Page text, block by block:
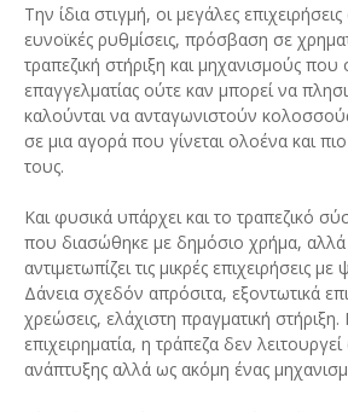
Την ίδια στιγμή, οι μεγάλες
ευνοϊκές ρυθμίσεις, πρόσβαση σε
τραπεζική στήριξη και μηχανισμούς που
επαγγελματίας ούτε καν μπορεί να
καλούνται να ανταγωνιστούν
σε μια αγορά που γίνεται ολοένα και
τους.
Και φυσικά υπάρχει και το τραπεζικό
που διασώθηκε με δημόσιο χρήμα,
αντιμετωπίζει τις μικρές επιχειρήσεις
Δάνεια σχεδόν απρόσιτα, εξοντωτικά
χρεώσεις, ελάχιστη πραγματική στήριξη.
επιχειρηματία, η τράπεζα δεν
ανάπτυξης αλλά ως ακόμη ένας